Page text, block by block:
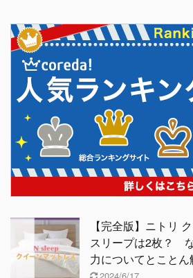
【完全版】ニトリ
スリープは2枚？
力についてとこと